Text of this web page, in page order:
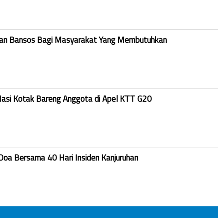
Bansos Bagi Masyarakat Yang Membutuhkan
Kotak Bareng Anggota di Apel KTT G20
Bersama 40 Hari Insiden Kanjuruhan